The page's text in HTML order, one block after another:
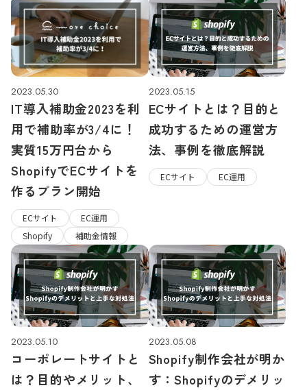
2023.05.30
IT導入補助金2023を利
用で補助率が3/4に！
実質15万円台から
ShopifyでECサイトを
作るプラン開始
ECサイト
EC運用
Shopify
補助金情報
2023.05.15
ECサイトとは？目的と
成功するための運営方
法、事例を徹底解説
ECサイト EC運用
2023.05.10
コーポレートサイトと
は？目的やメリット、
2023.05.08
Shopify制作会社が明か
す：Shopifyのデメリッ